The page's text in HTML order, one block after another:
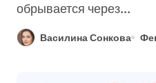
обрывается через...
Василина Сонкова